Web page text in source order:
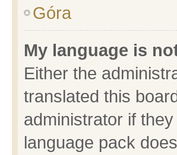
Góra
My language is
Either the
translated this
administrator if
language pack